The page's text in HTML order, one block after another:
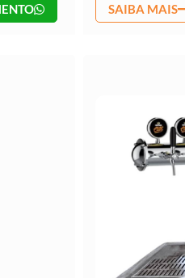
SAIBA MAIS